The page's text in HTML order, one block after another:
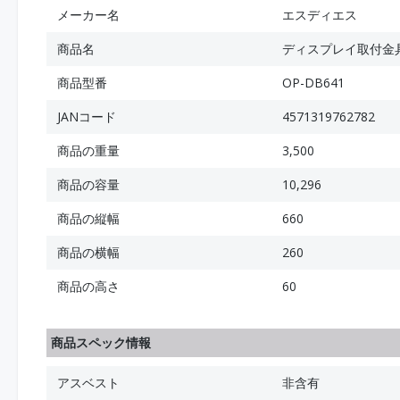
メーカー名
エスディエス
商品名
ディスプレイ取付金
商品型番
OP-DB641
JANコード
4571319762782
商品の重量
3,500
商品の容量
10,296
商品の縦幅
660
商品の横幅
260
商品の高さ
60
商品スペック情報
アスベスト
非含有